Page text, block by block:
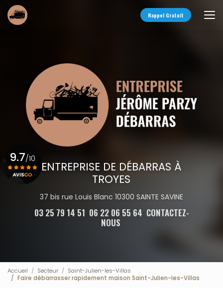
Aller
au
contenu
Rappel Gratuit
ENTREPRISE DE DÉBARRAS À
TROYES
37 bis rue Louis Blanc 10300 SAINTE SAVINE
03 25 79 14 51 06 22 06 55 64 CONTACTEZ-
NOUS
9.7/10
Accueil Secteur
Saint-Julien-les-Villas
Faire débarrasser rapidement maison Saint-Julien-les-Villas